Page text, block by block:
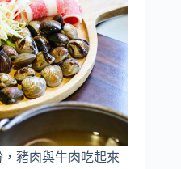
豬肉與牛肉吃起來